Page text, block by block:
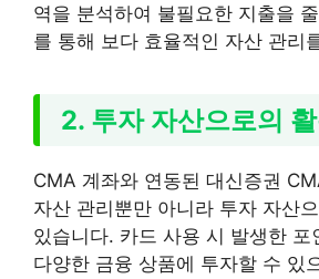
역을 분석하여 불필요한 지출을
를 통해 보다 효율적인 자산 관리
2. 투자 자산으로의
CMA 계좌와 연동된 대신증권
자산 관리뿐만 아니라 투자 자산
있습니다. 카드 사용 시 발생한 포
다양한 금융 상품에 투자할 수 있